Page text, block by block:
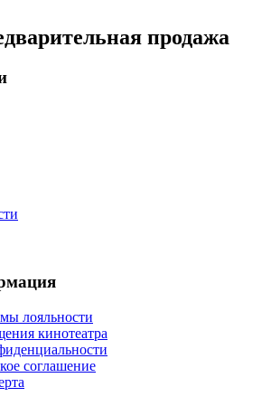
продажа
лояльности
кинотеатра
соглашение